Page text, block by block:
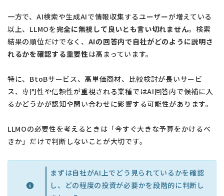
一方で、AI検索や生成AIで情報収集するユーザーが増えている
以上、LLMOを完全に無視して良いとも言い切れません。検索
結果の順位だけでなく、 AIの回答内で自社がどのように説明さ
れるかを確認する重要性は高まっています。
特に、BtoBサービス、高単価商材、比較検討が長いサービ
ス、専門性や信頼性が重視される業種ではAI回答内で候補に入
るかどうかが認知や問い合わせに影響する可能性があります。
LLMOの必要性を考えるときは「今すぐ大きな予算をかけるべ
きか」だけで判断しないことが大切です。
まずは自社がAI上でどう見られているかを確認
し、どの程度の投資が必要かを段階的に判断し